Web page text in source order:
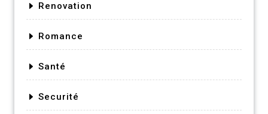
Renovation
Romance
Santé
Securité